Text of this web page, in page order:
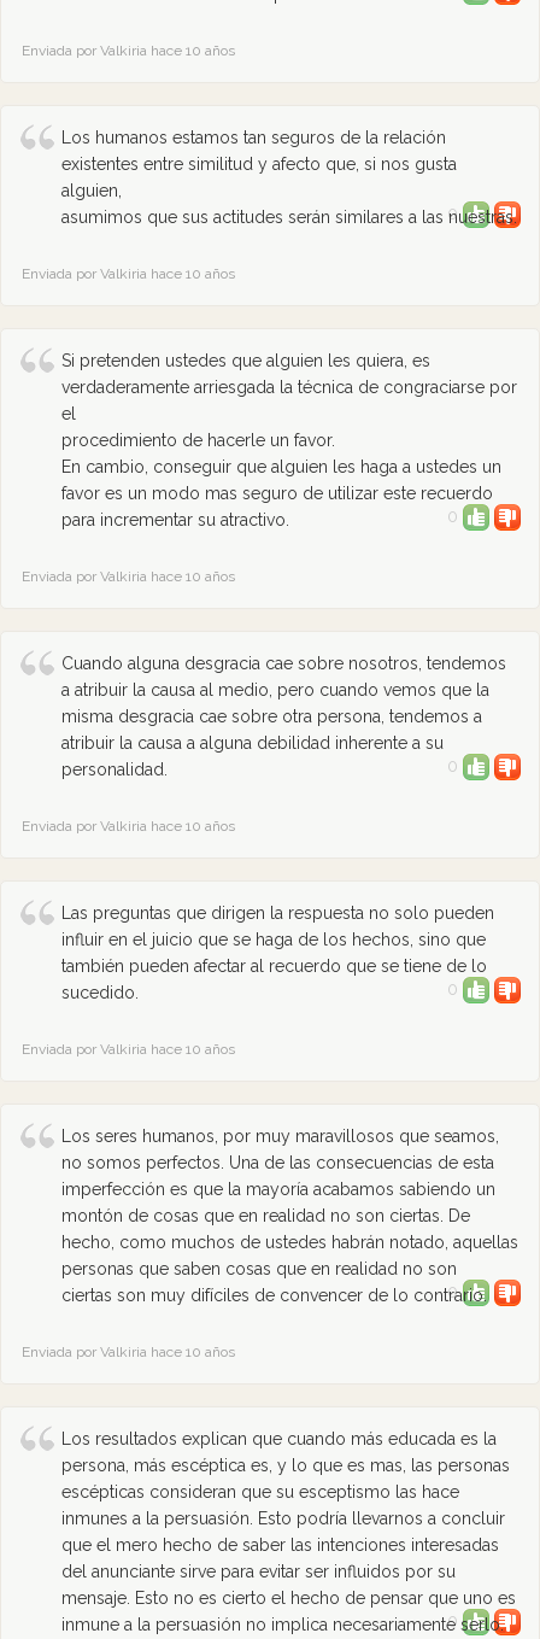
Enviada por Valkiria hace 10 años
Los humanos estamos tan seguros de la relación
existentes entre similitud y afecto que, si nos gusta
alguien,
asumimos que sus actitudes serán similares a las nuestras.
0
Enviada por Valkiria hace 10 años
Si pretenden ustedes que alguien les quiera, es
verdaderamente arriesgada la técnica de congraciarse por
el
procedimiento de hacerle un favor.
En cambio, conseguir que alguien les haga a ustedes un
favor es un modo mas seguro de utilizar este recuerdo
para incrementar su atractivo.
0
Enviada por Valkiria hace 10 años
Cuando alguna desgracia cae sobre nosotros, tendemos
a atribuir la causa al medio, pero cuando vemos que la
misma desgracia cae sobre otra persona, tendemos a
atribuir la causa a alguna debilidad inherente a su
personalidad.
0
Enviada por Valkiria hace 10 años
Las preguntas que dirigen la respuesta no solo pueden
influir en el juicio que se haga de los hechos, sino que
también pueden afectar al recuerdo que se tiene de lo
sucedido.
0
Enviada por Valkiria hace 10 años
Los seres humanos, por muy maravillosos que seamos,
no somos perfectos. Una de las consecuencias de esta
imperfección es que la mayoría acabamos sabiendo un
montón de cosas que en realidad no son ciertas. De
hecho, como muchos de ustedes habrán notado, aquellas
personas que saben cosas que en realidad no son
ciertas son muy difíciles de convencer de lo contrario.
0
Enviada por Valkiria hace 10 años
Los resultados explican que cuando más educada es la
persona, más escéptica es, y lo que es mas, las personas
escépticas consideran que su esceptismo las hace
inmunes a la persuasión. Esto podría llevarnos a concluir
que el mero hecho de saber las intenciones interesadas
del anunciante sirve para evitar ser influidos por su
mensaje. Esto no es cierto el hecho de pensar que uno es
inmune a la persuasión no implica necesariamente serlo.
0